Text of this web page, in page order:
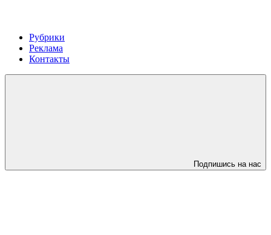
Рубрики
Реклама
Контакты
Подпишись на нас